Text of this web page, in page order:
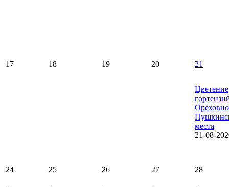
17 18 19 20 21
Цветение
места
21-08-
24 25 26 27 28